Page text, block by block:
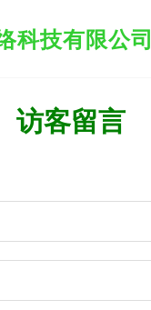
科技有限公司
访客留言